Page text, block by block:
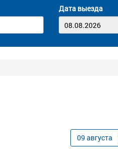
Дата выезда
09 августа